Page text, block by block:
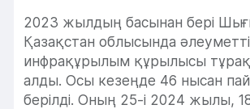
жалғасуда
2023 жылдың басынан бері
Қазақстан облысында
инфрақұрылым құрылысы
алды. Осы кезеңде 46 нысан
берілді. Оның 25-і 2024 жылы,